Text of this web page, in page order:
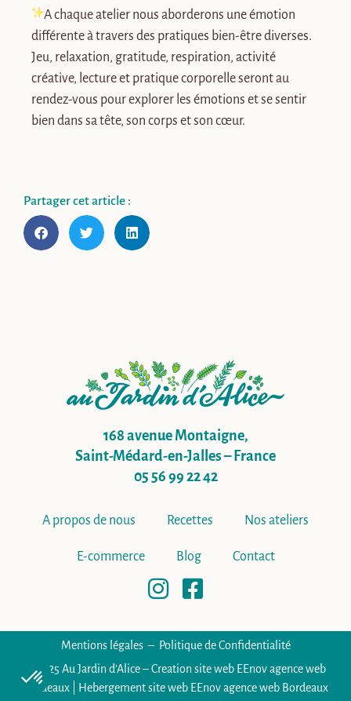
A chaque atelier nous aborderons une émotion
différente à travers des pratiques bien-être diverses.
Jeu, relaxation, gratitude, respiration, activité
créative, lecture et pratique corporelle seront au
rendez-vous pour explorer les émotions et se sentir
bien dans sa tête, son corps et son cœur.
Partager cet article :
168 avenue Montaigne,
Saint-Médard-en-Jalles – France
05 56 99 22 42
A propos de nous Recettes Nos ateliers
E-commerce Blog Contact
Mentions légales
Politique de Confidentialité
© 2025 Au Jardin d’Alice – Creation site web EEnov agence web
Bordeaux| Hebergement site web EEnov agence web Bordeaux